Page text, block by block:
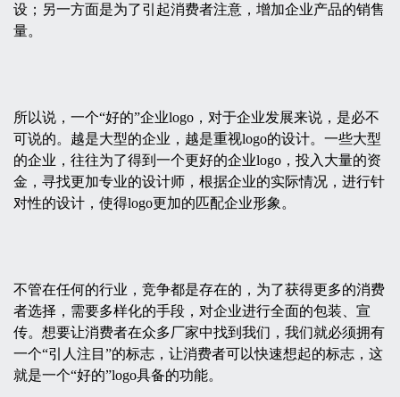
设；另一方面是为了引起消费者注意，增加企业产品的销售
量。
所以说，一个“好的”企业logo，对于企业发展来说，是必不
可说的。越是大型的企业，越是重视logo的设计。一些大型
的企业，往往为了得到一个更好的企业logo，投入大量的资
金，寻找更加专业的设计师，根据企业的实际情况，进行针
对性的设计，使得logo更加的匹配企业形象。
不管在任何的行业，竞争都是存在的，为了获得更多的消费
者选择，需要多样化的手段，对企业进行全面的包装、宣
传。想要让消费者在众多厂家中找到我们，我们就必须拥有
一个“引人注目”的标志，让消费者可以快速想起的标志，这
就是一个“好的”logo具备的功能。